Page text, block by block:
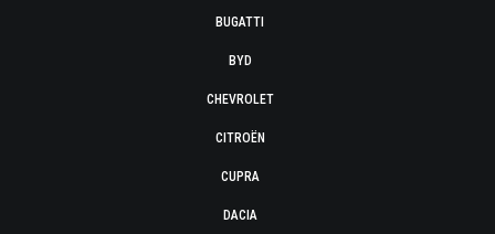
BUGATTI
BYD
CHEVROLET
CITROËN
CUPRA
DACIA